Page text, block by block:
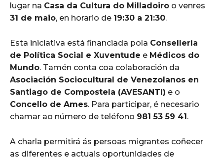
lugar na Casa da Cultura do Milladoiro o venres
31 de maio, en horario de 19:30 a 21:30.
Esta iniciativa está financiada pola Consellería
de Política Social e Xuventude e Médicos do
Mundo. Tamén conta coa colaboración da
Asociación Sociocultural de Venezolanos en
Santiago de Compostela (AVESANTI) e o
Concello de Ames. Para participar, é necesario
chamar ao número de teléfono 981 53 59 41.
A charla permitirá ás persoas migrantes coñecer
as diferentes e actuais oportunidades de